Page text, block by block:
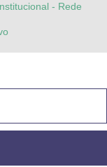
- Rede